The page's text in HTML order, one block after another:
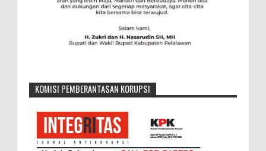
KOMISI PEMBERANTASAN KORUPSI